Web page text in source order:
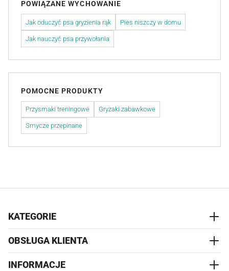
POWIĄZANE WYCHOWANIE
Jak oduczyć psa gryzienia rąk Pies niszczy w domu
Jak nauczyć psa przywołania
POMOCNE PRODUKTY
Przysmaki treningowe Gryzaki zabawkowe
Smycze przepinane
KATEGORIE
AKCESORIA
OBSŁUGA KLIENTA
REALIZACJA I WYSYŁKA
INFORMACJE